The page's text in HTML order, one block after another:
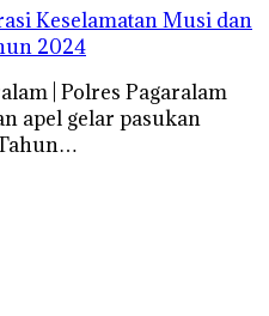
Keselamatan Musi dan
2024
| Polres Pagaralam
apel gelar pasukan